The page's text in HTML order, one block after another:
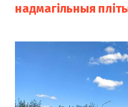
надмагільныя